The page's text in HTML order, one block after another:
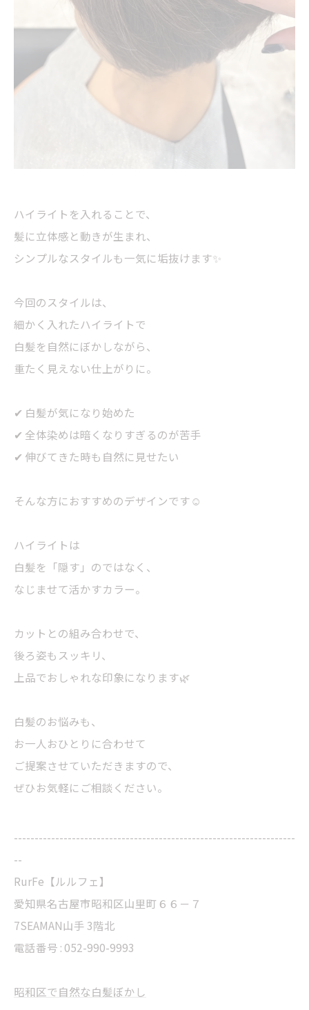
ハイライトを入れることで、
髪に立体感と動きが生まれ、
シンプルなスタイルも一気に垢抜けます✨
今回のスタイルは、
細かく入れたハイライトで
白髪を自然にぼかしながら、
重たく見えない仕上がりに。
✔ 白髪が気になり始めた
✔ 全体染めは暗くなりすぎるのが苦手
✔ 伸びてきた時も自然に見せたい
そんな方におすすめのデザインです☺️
ハイライトは
白髪を「隠す」のではなく、
なじませて活かすカラー。
カットとの組み合わせで、
後ろ姿もスッキリ、
上品でおしゃれな印象になります🌿
白髪のお悩みも、
お一人おひとりに合わせて
ご提案させていただきますので、
ぜひお気軽にご相談ください。
--------------------------------------------------------------------
--
RurFe【ルルフェ】
愛知県名古屋市昭和区山里町６６－７
7SEAMAN山手 3階北
電話番号 : 052-990-9993
昭和区で自然な白髪ぼかし